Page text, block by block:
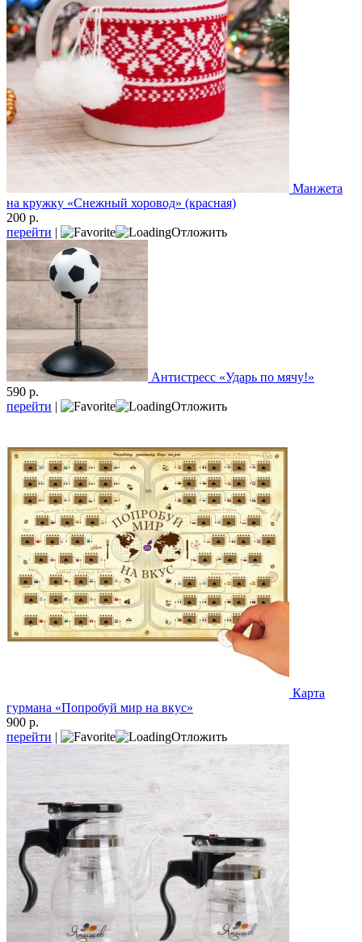
Манжета
на кружку «Снежный хоровод» (красная)
200 р.
перейти | Отложить
Антистресс «Ударь по мячу!»
590 р.
перейти | Отложить
Карта
гурмана «Попробуй мир на вкус»
900 р.
перейти | Отложить